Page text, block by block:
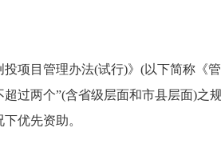
项目管理办法(试行)》(以下简称《
过两个”(含省级层面和市县层面)之
优先资助。